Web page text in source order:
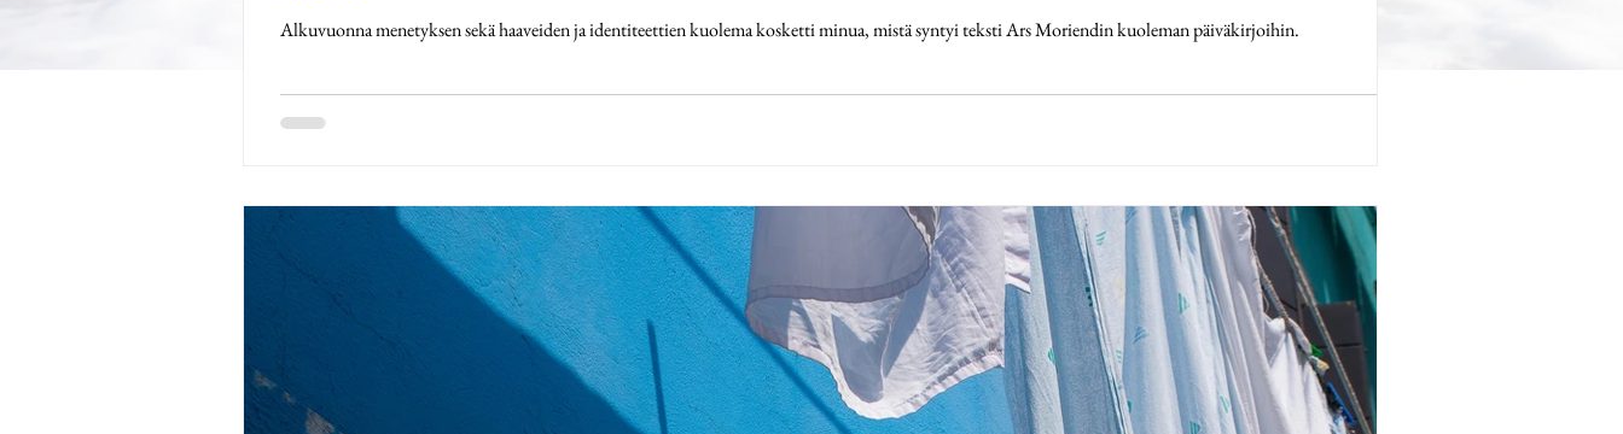
Alkuvuonna menetyksen sekä haaveiden ja identiteettien kuolema kosketti minua, mistä syntyi teksti Ars Moriendin kuoleman päiväkirjoihin.